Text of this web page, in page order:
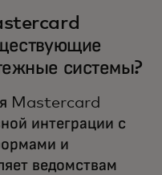
системы?
Mastercard
интеграции с
и
ведомствам